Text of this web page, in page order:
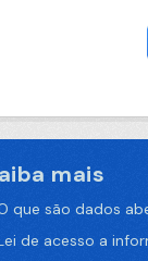
mais
que são dados
de acesso a